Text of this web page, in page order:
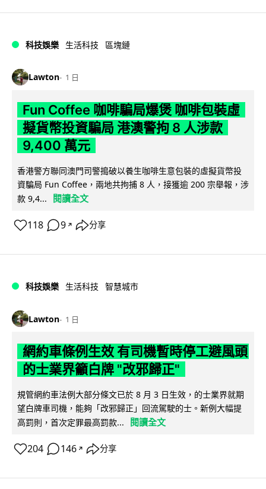
科技娛樂 生活科技 區塊鏈
Lawton 1 日
Fun Coffee 咖啡騙局爆煲 咖啡包裝虛
擬貨幣投資騙局 港澳警拘 8 人涉款
9,400 萬元
香港警方聯同澳門司警搗破以養生咖啡生意包裝的虛擬貨幣投
資騙局 Fun Coffee，兩地共拘捕 8 人，接獲逾 200 宗舉報，涉
款 9,4...
閱讀全文
118 9 ↗ 分享
科技娛樂 生活科技 智慧城市
Lawton 1 日
網約車條例生效 有司機暫時停工避風頭
的士業界籲白牌 "改邪歸正"
規管網約車法例大部分條文已於 8 月 3 日生效，的士業界就期
望白牌車司機，能夠「改邪歸正」回流駕駛的士。新例大幅提
高罰則，首次定罪最高罰款...
閱讀全文
204 146 ↗ 分享